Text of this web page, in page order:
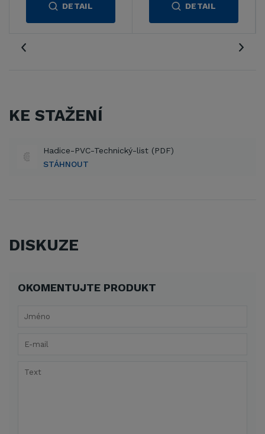
DETAIL DETAIL
KE STAŽENÍ
Hadice-PVC-Technický-list (PDF)
STÁHNOUT
DISKUZE
OKOMENTUJTE PRODUKT